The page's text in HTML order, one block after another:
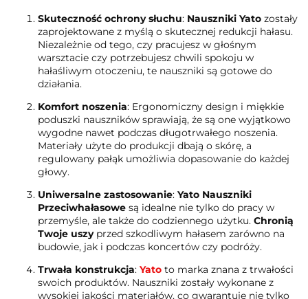
Skuteczność ochrony słuchu: Nauszniki Yato zostały
zaprojektowane z myślą o skutecznej redukcji hałasu.
Niezależnie od tego, czy pracujesz w głośnym
warsztacie czy potrzebujesz chwili spokoju w
hałaśliwym otoczeniu, te nauszniki są gotowe do
działania.
Komfort noszenia: Ergonomiczny design i miękkie
poduszki nauszników sprawiają, że są one wyjątkowo
wygodne nawet podczas długotrwałego noszenia.
Materiały użyte do produkcji dbają o skórę, a
regulowany pałąk umożliwia dopasowanie do każdej
głowy.
Uniwersalne zastosowanie: Yato Nauszniki
Przeciwhałasowe są idealne nie tylko do pracy w
przemyśle, ale także do codziennego użytku. Chronią
Twoje uszyprzed szkodliwym hałasem zarówno na
budowie, jak i podczas koncertów czy podróży.
Trwała konstrukcja: Yato to marka znana z trwałości
swoich produktów. Nauszniki zostały wykonane z
wysokiej jakości materiałów, co gwarantuje nie tylko